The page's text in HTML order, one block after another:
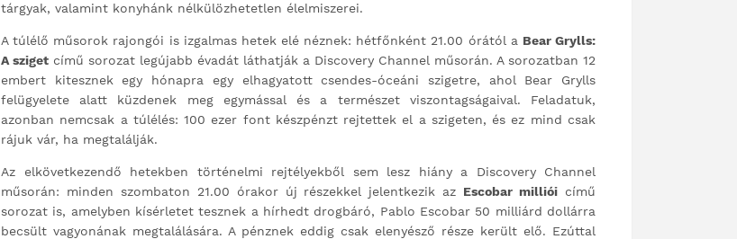
tárgyak, valamint konyhánk nélkülözhetetlen élelmiszerei.
A túlélő műsorok rajongói is izgalmas hetek elé néznek: hétfőnként 21.00 órától a Bear Grylls:
A sziget című sorozat legújabb évadát láthatják a Discovery Channel műsorán. A sorozatban 12
embert kitesznek egy hónapra egy elhagyatott csendes-óceáni szigetre, ahol Bear Grylls
felügyelete alatt küzdenek meg egymással és a természet viszontagságaival. Feladatuk,
azonban nemcsak a túlélés: 100 ezer font készpénzt rejtettek el a szigeten, és ez mind csak
rájuk vár, ha megtalálják.
Az elkövetkezendő hetekben történelmi rejtélyekből sem lesz hiány a Discovery Channel
műsorán: minden szombaton 21.00 órakor új részekkel jelentkezik az Escobar milliói című
sorozat is, amelyben kísérletet tesznek a hírhedt drogbáró, Pablo Escobar 50 milliárd dollárra
becsült vagyonának megtalálására. A pénznek eddig csak elenyésző része került elő. Ezúttal